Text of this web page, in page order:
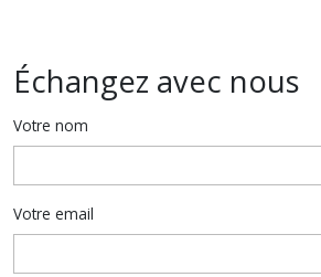
Échangez avec nous
Votre nom
Votre email